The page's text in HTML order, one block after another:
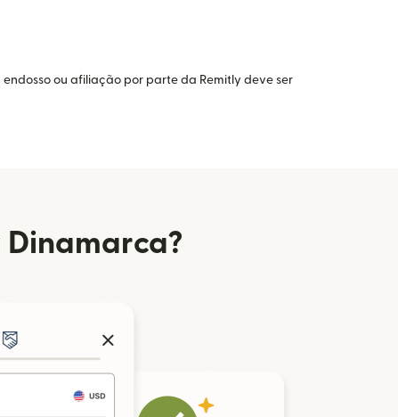
ou afiliação por parte da Remitly deve ser